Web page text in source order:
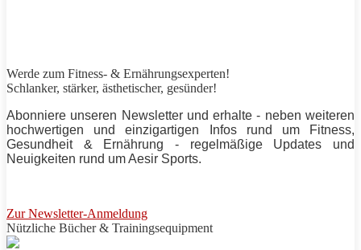
Werde zum Fitness- & Ernährungsexperten!
Schlanker, stärker, ästhetischer, gesünder!
Abonniere unseren Newsletter und erhalte - neben weiteren
hochwertigen und einzigartigen Infos rund um Fitness,
Gesundheit & Ernährung - regelmäßige Updates und
Neuigkeiten rund umAesir Sports.
Zur Newsletter-Anmeldung
Nützliche Bücher & Trainingsequipment